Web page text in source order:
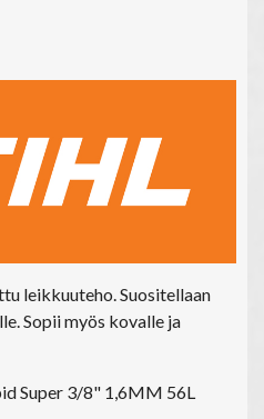
leikkuuteho. Suositellaan
Sopii myös kovalle ja
Super 3/8" 1,6MM 56L